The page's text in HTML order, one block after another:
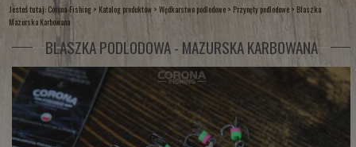
Jesteś tutaj: Corona-Fishing > Katalog produktów >Wędkarstwo podlodowe > Przynęty podlodowe > Blaszka
Mazurska Karbowana
BLASZKA PODLODOWA - MAZURSKA KARBOWANA